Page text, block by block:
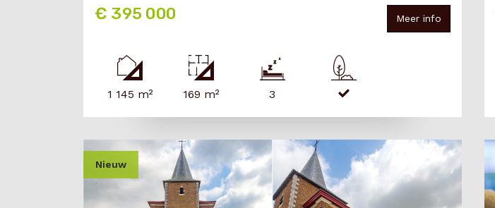
€ 395 000 Meer info
1 145 m² 169 m² 3
nieuw